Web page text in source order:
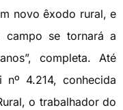
novo êxodo rural, e
se tornará a
completa. Até
4.214, conhecida
o trabalhador do